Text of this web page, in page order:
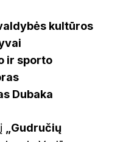
kultūros
ir sporto
Dubaka
„Gudručių